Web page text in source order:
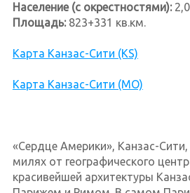
Население (с окрестностями):
Площадь: 823+331 кв.км.
Карта Канзас-Сити (KS)
Карта Канзас-Сити (MO)
«Сердце Америки», Канзас-
милях от географического
красивейшей архитектуры